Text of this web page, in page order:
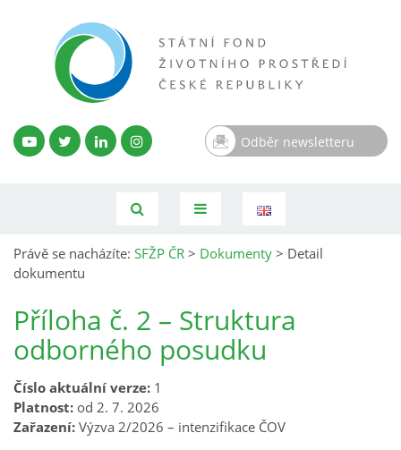
Odběr newsletteru
Právě se nacházíte: SFŽP ČR > Dokumenty > Detail
dokumentu
Příloha č. 2 – Struktura
odborného posudku
Číslo aktuální verze: 1
Platnost: od 2. 7. 2026
Zařazení: Výzva 2/2026 – intenzifikace ČOV